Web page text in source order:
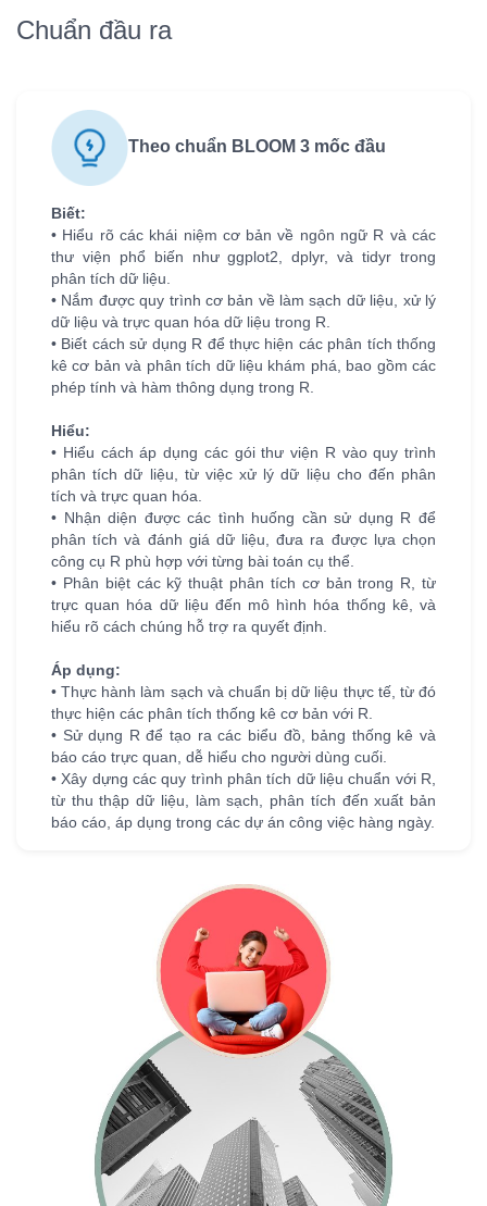
Chuẩn đầu ra
Theo chuẩn BLOOM 3 mốc đầu
Biết:
• Hiểu rõ các khái niệm cơ bản về ngôn ngữ R và các
thư viện phổ biến như ggplot2, dplyr, và tidyr trong
phân tích dữ liệu.
• Nắm được quy trình cơ bản về làm sạch dữ liệu, xử lý
dữ liệu và trực quan hóa dữ liệu trong R.
• Biết cách sử dụng R để thực hiện các phân tích thống
kê cơ bản và phân tích dữ liệu khám phá, bao gồm các
phép tính và hàm thông dụng trong R.
Hiểu:
• Hiểu cách áp dụng các gói thư viện R vào quy trình
phân tích dữ liệu, từ việc xử lý dữ liệu cho đến phân
tích và trực quan hóa.
• Nhận diện được các tình huống cần sử dụng R để
phân tích và đánh giá dữ liệu, đưa ra được lựa chọn
công cụ R phù hợp với từng bài toán cụ thể.
• Phân biệt các kỹ thuật phân tích cơ bản trong R, từ
trực quan hóa dữ liệu đến mô hình hóa thống kê, và
hiểu rõ cách chúng hỗ trợ ra quyết định.
Áp dụng:
• Thực hành làm sạch và chuẩn bị dữ liệu thực tế, từ đó
thực hiện các phân tích thống kê cơ bản với R.
• Sử dụng R để tạo ra các biểu đồ, bảng thống kê và
báo cáo trực quan, dễ hiểu cho người dùng cuối.
• Xây dựng các quy trình phân tích dữ liệu chuẩn với R,
từ thu thập dữ liệu, làm sạch, phân tích đến xuất bản
báo cáo, áp dụng trong các dự án công việc hàng ngày.